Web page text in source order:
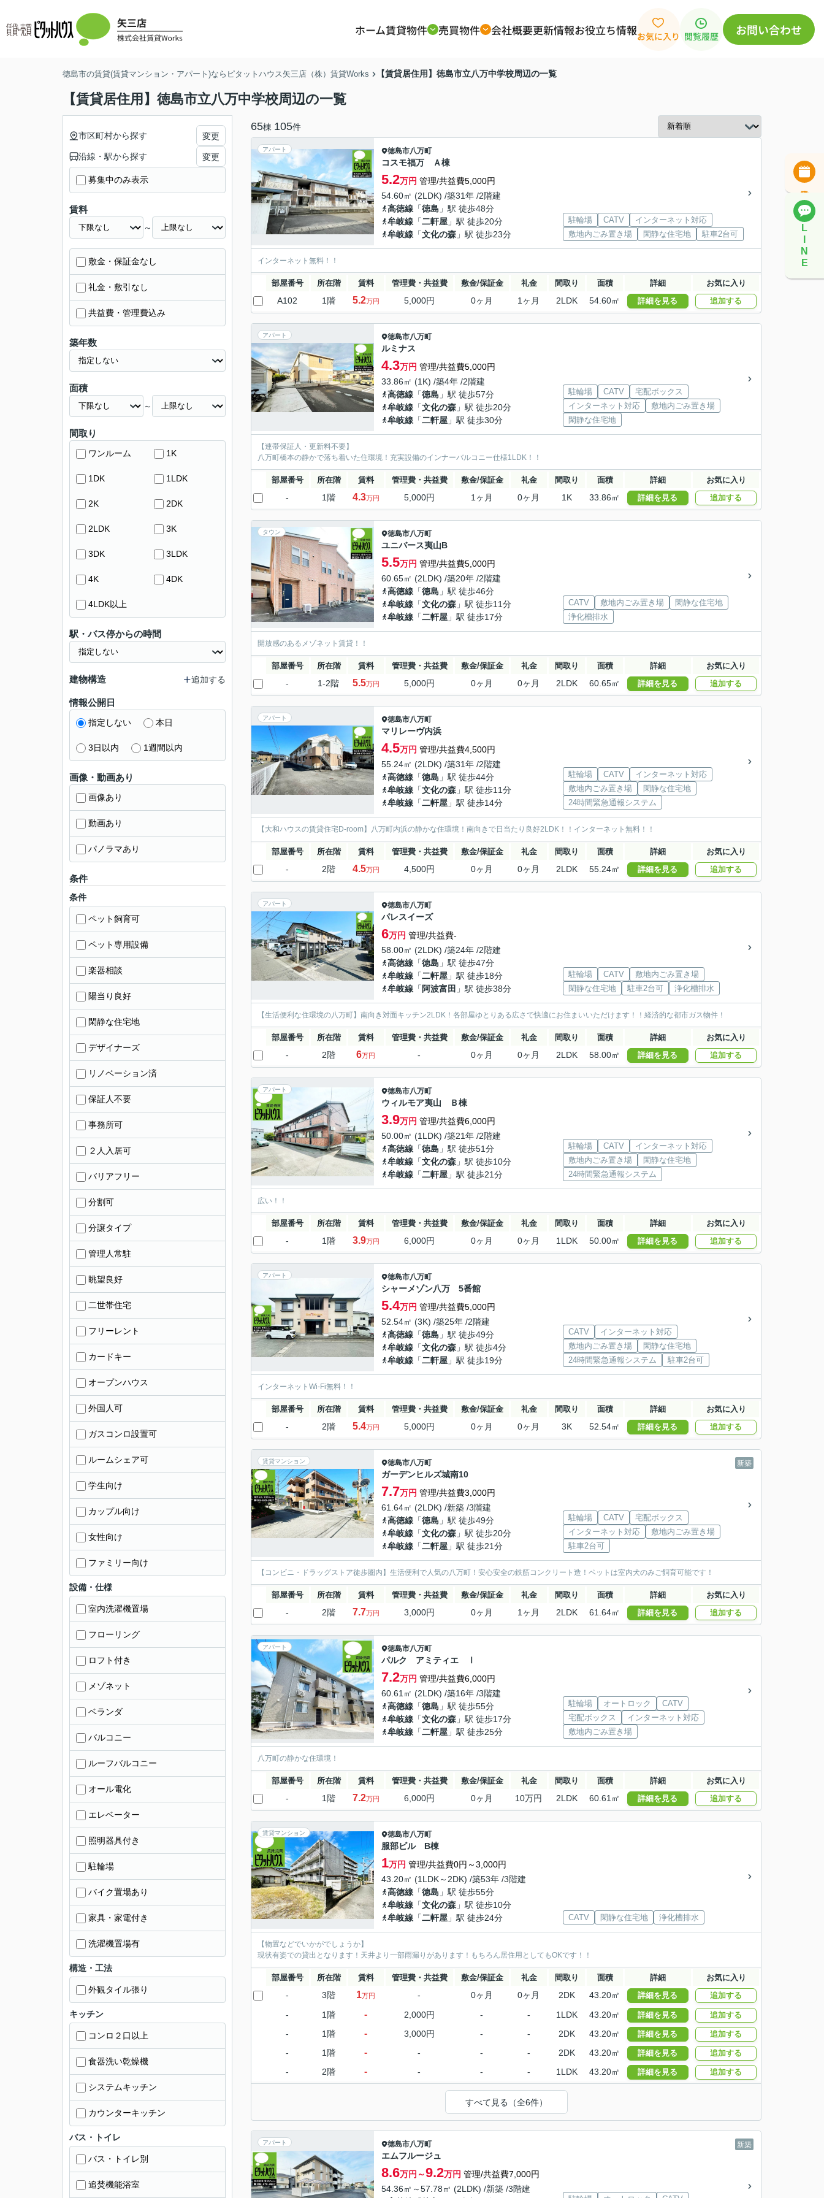
ホーム賃貸物件 売買物件 会社概要更新情報お役立ち情報お気に入り 閲覧履歴 お問い合わせ
L
N
E
徳島市の賃貸(賃貸マンション・アパート)ならピタットハウス矢三店（株）賃貸Works 【賃貸居住用】徳島市立八万中学校周辺の一覧
【賃貸居住用】徳島市立八万中学校周辺の一覧
65棟 105件
アパート 徳島市八万町
コスモ福万 Ａ棟
5.2万円 管理/共益費5,000円
54.60㎡ (2LDK) /築31年 /2階建
高徳線 「徳島 」駅 徒歩48分
牟岐線 「二軒屋 」駅 徒歩20分
牟岐線 「文化の森 」駅 徒歩23分
駐輪場 CATV
インターネット対応
敷地内ごみ置き場
閑静な住宅地 駐車2台可
インターネット無料！！
部屋番号 所在階 賃料 管理費・共益費 敷金/保証金 礼金 間取り 面積 詳細 お気に入り
A102 1階 5.2万円 5,000円 0ヶ月 1ヶ月 2LDK 54.60㎡ 詳細を見る 追加する
アパート 徳島市八万町
ルミナス
4.3万円 管理/共益費5,000円
33.86㎡ (1K) /築4年 /2階建
高徳線 「徳島 」駅 徒歩57分
牟岐線 「文化の森 」駅 徒歩20分
牟岐線 「二軒屋 」駅 徒歩30分
駐輪場 CATV
宅配ボックス
インターネット対応
敷地内ごみ置き場
閑静な住宅地
【連帯保証人・更新料不要】
八万町橋本の静かで落ち着いた住環境！充実設備のインナーバルコニー仕様1LDK！！
部屋番号 所在階 賃料 管理費・共益費 敷金/保証金 礼金 間取り 面積 詳細 お気に入り
- 1階 4.3万円 5,000円 1ヶ月 0ヶ月 1K 33.86㎡ 詳細を見る 追加する
タウン 徳島市八万町
ユニバース夷山B
5.5万円 管理/共益費5,000円
60.65㎡ (2LDK) /築20年 /2階建
高徳線 「徳島 」駅 徒歩46分
牟岐線 「文化の森 」駅 徒歩11分
牟岐線 「二軒屋 」駅 徒歩17分
CATV 敷地内ごみ置き場
閑静な住宅地
浄化槽排水
開放感のあるメゾネット賃貸！！
部屋番号 所在階 賃料 管理費・共益費 敷金/保証金 礼金 間取り 面積 詳細 お気に入り
- 1-2階 5.5万円 5,000円 0ヶ月 0ヶ月 2LDK 60.65㎡ 詳細を見る 追加する
アパート 徳島市八万町
マリレーヴ内浜
4.5万円 管理/共益費4,500円
55.24㎡ (2LDK) /築31年 /2階建
高徳線 「徳島 」駅 徒歩44分
牟岐線 「文化の森 」駅 徒歩11分
牟岐線 「二軒屋 」駅 徒歩14分
駐輪場 CATV
インターネット対応
敷地内ごみ置き場
閑静な住宅地
24時間緊急通報システム
【大和ハウスの賃貸住宅D-room】八万町内浜の静かな住環境！南向きで日当たり良好2LDK！！インターネット無料！！
部屋番号 所在階 賃料 管理費・共益費 敷金/保証金 礼金 間取り 面積 詳細 お気に入り
- 2階 4.5万円 4,500円 0ヶ月 0ヶ月 2LDK 55.24㎡ 詳細を見る 追加する
アパート 徳島市八万町
パレスイーズ
6万円 管理/共益費-
58.00㎡ (2LDK) /築24年 /2階建
高徳線 「徳島 」駅 徒歩47分
牟岐線 「二軒屋 」駅 徒歩18分
牟岐線 「 阿波富田 」駅 徒歩38分
駐輪場 CATV
敷地内ごみ置き場
閑静な住宅地
駐車2台可 浄化槽排水
【生活便利な住環境の八万町】南向き対面キッチン2LDK！各部屋ゆとりある広さで快適にお住まいいただけます！！経済的な都市ガス物件！
部屋番号 所在階 賃料 管理費・共益費 敷金/保証金 礼金 間取り 面積 詳細 お気に入り
- 2階 6万円 - 0ヶ月 0ヶ月 2LDK 58.00㎡ 詳細を見る 追加する
アパート 徳島市八万町
ウィルモア夷山 Ｂ棟
3.9万円 管理/共益費6,000円
50.00㎡ (1LDK) /築21年 /2階建
高徳線 「徳島 」駅 徒歩51分
牟岐線 「文化の森 」駅 徒歩10分
牟岐線 「二軒屋 」駅 徒歩21分
駐輪場 CATV
インターネット対応
敷地内ごみ置き場
閑静な住宅地
24時間緊急通報システム
広い！！
部屋番号 所在階 賃料 管理費・共益費 敷金/保証金 礼金 間取り 面積 詳細 お気に入り
- 1階 3.9万円 6,000円 0ヶ月 0ヶ月 1LDK 50.00㎡ 詳細を見る 追加する
アパート 徳島市八万町
シャーメゾン八万 5番館
5.4万円 管理/共益費5,000円
52.54㎡ (3K) /築25年 /2階建
高徳線 「徳島 」駅 徒歩49分
牟岐線 「文化の森 」駅 徒歩4分
牟岐線 「二軒屋 」駅 徒歩19分
CATV
インターネット対応
敷地内ごみ置き場
閑静な住宅地
24時間緊急通報システム
駐車2台可
インターネットWi-Fi無料！！
部屋番号 所在階 賃料 管理費・共益費 敷金/保証金 礼金 間取り 面積 詳細 お気に入り
- 2階 5.4万円 5,000円 0ヶ月 0ヶ月 3K 52.54㎡ 詳細を見る 追加する
賃貸マンション 新築
徳島市八万町
ガーデンヒルズ城南10
7.7万円 管理/共益費3,000円
61.64㎡ (2LDK) /新築 /3階建
高徳線 「徳島 」駅 徒歩49分
牟岐線 「文化の森 」駅 徒歩20分
牟岐線 「二軒屋 」駅 徒歩21分
駐輪場 CATV
宅配ボックス
インターネット対応
敷地内ごみ置き場
駐車2台可
【コンビニ・ドラッグストア徒歩圏内】生活便利で人気の八万町！安心安全の鉄筋コンクリート造！ペットは室内犬のみご飼育可能です！
部屋番号 所在階 賃料 管理費・共益費 敷金/保証金 礼金 間取り 面積 詳細 お気に入り
- 2階 7.7万円 3,000円 0ヶ月 1ヶ月 2LDK 61.64㎡ 詳細を見る 追加する
アパート 徳島市八万町
パルク アミティエ Ⅰ
7.2万円 管理/共益費6,000円
60.61㎡ (2LDK) /築16年 /3階建
高徳線 「徳島 」駅 徒歩55分
牟岐線 「文化の森 」駅 徒歩17分
牟岐線 「二軒屋 」駅 徒歩25分
駐輪場 オートロック
CATV
宅配ボックス
インターネット対応
敷地内ごみ置き場
八万町の静かな住環境！
部屋番号 所在階 賃料 管理費・共益費 敷金/保証金 礼金 間取り 面積 詳細 お気に入り
- 1階 7.2万円 6,000円 0ヶ月 10万円 2LDK 60.61㎡ 詳細を見る 追加する
賃貸マンション 徳島市八万町
服部ビル B棟
1万円 管理/共益費0円～3,000円
43.20㎡ (1LDK～2DK) /築53年 /3階建
高徳線 「徳島 」駅 徒歩55分
牟岐線 「文化の森 」駅 徒歩10分
牟岐線 「二軒屋 」駅 徒歩24分 CATV 閑静な住宅地 浄化槽排水
【物置などでいかがでしょうか】
現状有姿での貸出となります！天井より一部雨漏りがあります！もちろん居住用としてもOKです！！
部屋番号 所在階 賃料 管理費・共益費 敷金/保証金 礼金 間取り 面積 詳細 お気に入り
- 3階 1万円 - 0ヶ月 0ヶ月 2DK 43.20㎡ 詳細を見る 追加する
- 1階 - 2,000円 - - 1LDK 43.20㎡ 詳細を見る 追加する
- 1階 - 3,000円 - - 2DK 43.20㎡ 詳細を見る 追加する
- 1階 - - - - 2DK 43.20㎡ 詳細を見る 追加する
- 2階 - - - - 1LDK 43.20㎡ 詳細を見る 追加する
すべて見る（全6件）
アパート 新築
徳島市八万町
エムフルージュ
8.6万円～9.2万円 管理/共益費7,000円
54.36㎡～57.78㎡ (2LDK) /新築 /3階建
市区町村から探す 変更
沿線・駅から探す 変更
募集中のみ表示
賃料
～
敷金・保証金なし
礼金・敷引なし
共益費・管理費込み
築年数
面積
～
間取り
ワンルーム 1K
1DK 1LDK
2K 2DK
2LDK 3K
3DK 3LDK
4K 4DK
4LDK以上
駅・バス停からの時間
建物構造 追加する
情報公開日
指定しない 本日
3日以内 1週間以内
画像・動画あり
画像あり
動画あり
パノラマあり
条件
条件
ペット飼育可
ペット専用設備
楽器相談
陽当り良好
閑静な住宅地
デザイナーズ
リノベーション済
保証人不要
事務所可
２人入居可
バリアフリー
分割可
分譲タイプ
管理人常駐
眺望良好
二世帯住宅
フリーレント
カードキー
オープンハウス
外国人可
ガスコンロ設置可
ルームシェア可
学生向け
カップル向け
女性向け
ファミリー向け
設備・仕様
室内洗濯機置場
フローリング
ロフト付き
メゾネット
ベランダ
バルコニー
ルーフバルコニー
オール電化
エレベーター
照明器具付き
駐輪場
バイク置場あり
家具・家電付き
洗濯機置場有
構造・工法
外観タイル張り
キッチン
コンロ２口以上
食器洗い乾燥機
システムキッチン
カウンターキッチン
バス・トイレ
バス・トイレ別
追焚機能浴室